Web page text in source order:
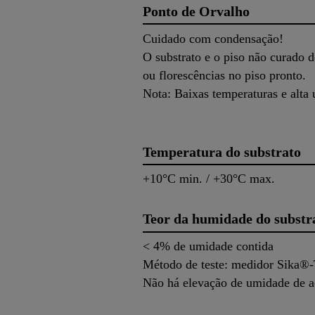
Ponto de Orvalho
Cuidado com condensação!
O substrato e o piso não curado
ou florescências no piso pronto.
Nota: Baixas temperaturas e alta
Temperatura do substrato
+10°C min. / +30°C max.
Teor da humidade do
< 4% de umidade contida
Método de teste: medidor
Não há elevação de umidade